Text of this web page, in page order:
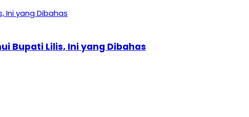
Bupati Lilis, Ini yang Dibahas